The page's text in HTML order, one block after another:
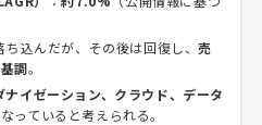
込んだが、その後は回復し、売
調。
ナイゼーション、クラウド、データ
っていると考えられる。